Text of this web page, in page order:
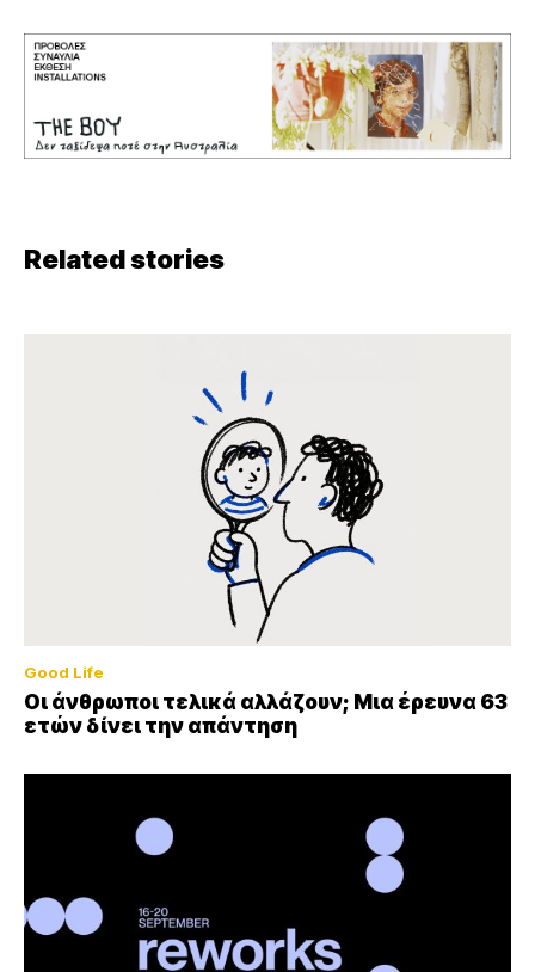
Related stories
Good Life
Οι άνθρωποι τελικά αλλάζουν; Μια έρευνα 63
ετών δίνει την απάντηση